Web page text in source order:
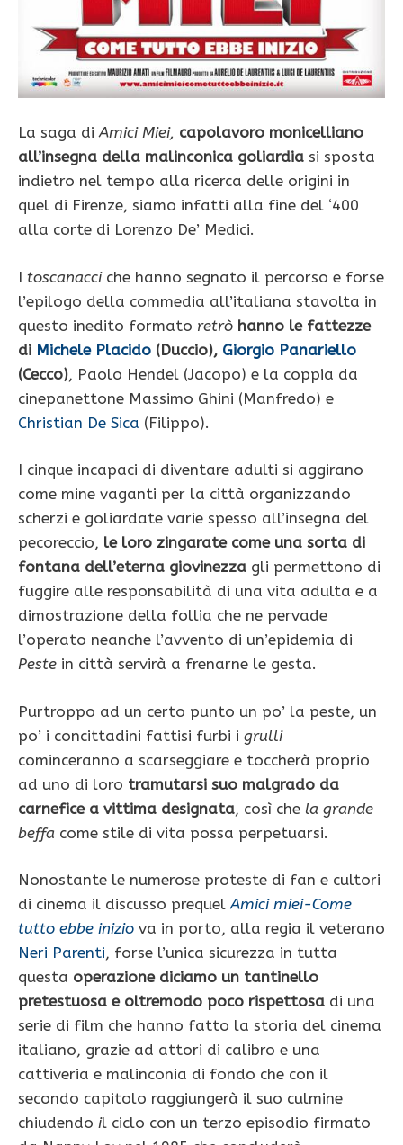
La saga diAmici Miei, capolavoro monicelliano
all’insegna della malinconica goliardia si sposta
indietro nel tempo alla ricerca delle origini in
quel di Firenze, siamo infatti alla fine del ‘400
alla corte di Lorenzo De’ Medici.
I toscanacciche hanno segnato il percorso e forse
l’epilogo della commedia all’italiana stavolta in
questo inedito formato retrò hanno le fattezze
di Michele Placido (Duccio), Giorgio Panariello
(Cecco), Paolo Hendel (Jacopo) e la coppia da
cinepanettone Massimo Ghini (Manfredo) e
Christian De Sica (Filippo).
I cinque incapaci di diventare adulti si aggirano
come mine vaganti per la città organizzando
scherzi e goliardate varie spesso all’insegna del
pecoreccio, le loro zingarate come una sorta di
fontana dell’eterna giovinezza gli permettono di
fuggire alle responsabilità di una vita adulta e a
dimostrazione della follia che ne pervade
l’operato neanche l’avvento di un’epidemia di
Peste in città servirà a frenarne le gesta.
Purtroppo ad un certo punto un po’ la peste, un
po’ i concittadini fattisi furbi i grulli
cominceranno a scarseggiare e toccherà proprio
ad uno di loro tramutarsi suo malgrado da
carnefice a vittima designata, così che la grande
beffa come stile di vita possa perpetuarsi.
Nonostante le numerose proteste di fan e cultori
di cinema il discusso prequelAmici miei-Come
tutto ebbe inizio va in porto, alla regia il veterano
Neri Parenti, forse l’unica sicurezza in tutta
questa operazione diciamo un tantinello
pretestuosa e oltremodo poco rispettosa di una
serie di film che hanno fatto la storia del cinema
italiano, grazie ad attori di calibro e una
cattiveria e malinconia di fondo che con il
secondo capitolo raggiungerà il suo culmine
chiudendo il ciclo con un terzo episodio firmato